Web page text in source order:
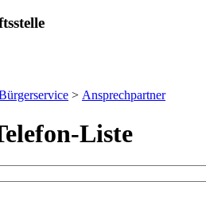
> Ansprechpartner
Liste